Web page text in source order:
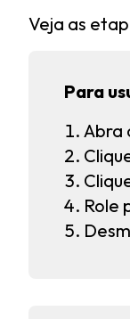
Veja as
Para
Abra
Role